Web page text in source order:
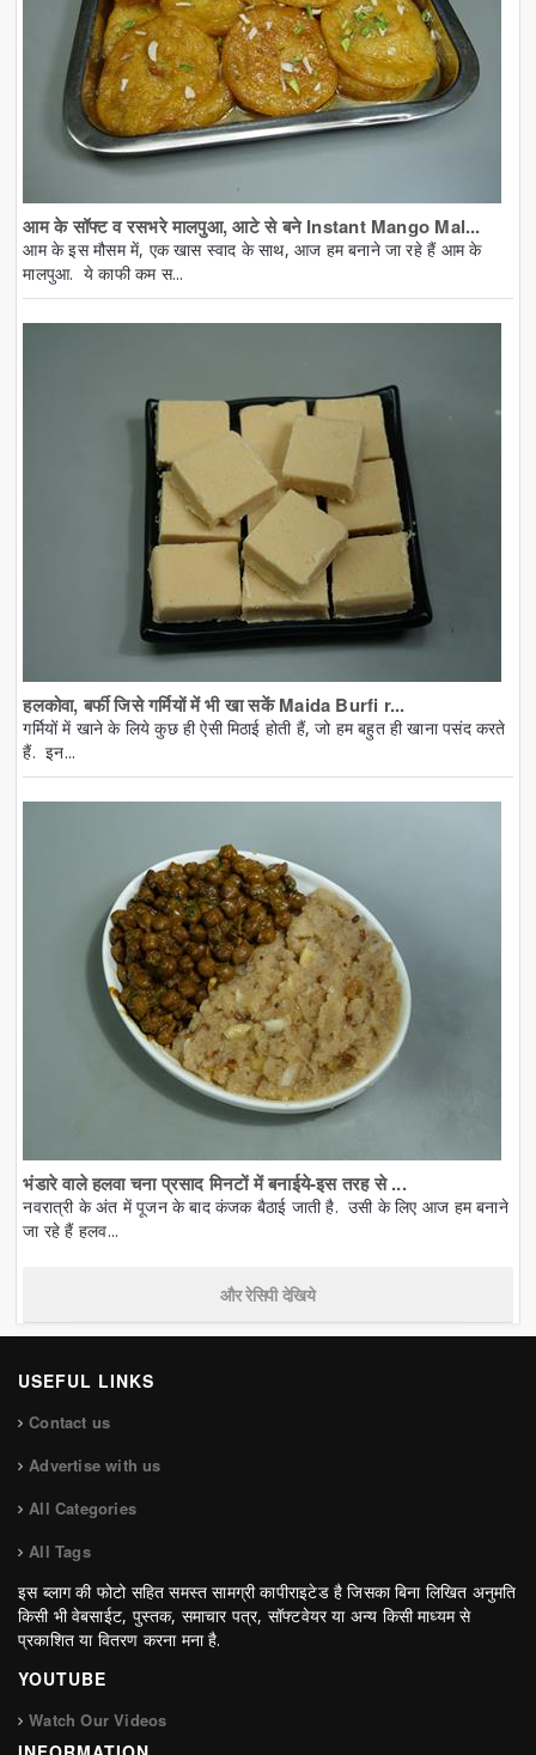
आम के सॉफ्ट व रसभरे मालपुआ, आटे से बने Instant Mango Mal...
आम के इस मौसम में, एक खास स्वाद के साथ, आज हम बनाने जा रहे हैं आम के
मालपुआ. ये काफी कम स...
हलकोवा, बर्फी जिसे गर्मियों में भी खा सकें Maida Burfi r...
गर्मियों में खाने के लिये कुछ ही ऐसी मिठाई होती हैं, जो हम बहुत ही खाना पसंद करते
हैं. इन...
भंडारे वाले हलवा चना प्रसाद मिनटों में बनाईये-इस तरह से ...
नवरात्री के अंत में पूजन के बाद कंजक बैठाई जाती है. उसी के लिए आज हम बनाने
जा रहे हैं हलव...
और रेसिपी देखिये
USEFUL LINKS
Contact us
Advertise with us
All Categories
All Tags
इस ब्लाग की फोटो सहित समस्त सामग्री कापीराइटेड है जिसका बिना लिखित अनुमति
किसी भी वेबसाईट, पुस्तक, समाचार पत्र, सॉफ्टवेयर या अन्य किसी माध्यम से
प्रकाशित या वितरण करना मना है.
YOUTUBE
Watch Our Videos